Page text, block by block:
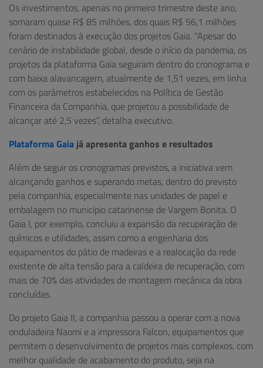
Os investimentos, apenas no primeiro trimestre deste ano,
somaram quase R$ 85 milhões, dos quais R$ 56,1 milhões
foram destinados à execução dos projetos Gaia. “Apesar do
cenário de instabilidade global, desde o início da pandemia, os
projetos da plataforma Gaia seguiram dentro do cronograma e
com baixa alavancagem, atualmente de 1,51 vezes, em linha
com os parâmetros estabelecidos na Política de Gestão
Financeira da Companhia, que projetou a possibilidade de
alcançar até 2,5 vezes”, detalha executivo.
Plataforma Gaia já apresenta ganhos e resultados
Além de seguir os cronogramas previstos, a iniciativa vem
alcançando ganhos e superando metas, dentro do previsto
pela companhia, especialmente nas unidades de papel e
embalagem no município catarinense de Vargem Bonita. O
Gaia I, por exemplo, concluiu a expansão da recuperação de
químicos e utilidades, assim como a engenharia dos
equipamentos do pátio de madeiras e a realocação da rede
existente de alta tensão para a caldeira de recuperação, com
mais de 70% das atividades de montagem mecânica da obra
concluídas.
Do projeto Gaia II, a companhia passou a operar com a nova
onduladeira Naomi e a impressora Falcon, equipamentos que
permitem o desenvolvimento de projetos mais complexos, com
melhor qualidade de acabamento do produto, seja na